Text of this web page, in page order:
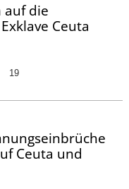
auf die
Ceuta
19
Ceuta und